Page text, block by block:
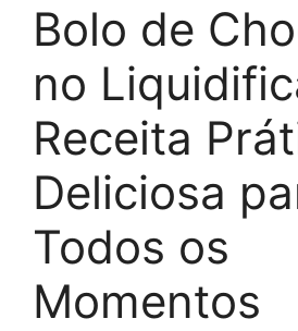
Bolo de
no
Receita
Deliciosa
Todos os
Momentos